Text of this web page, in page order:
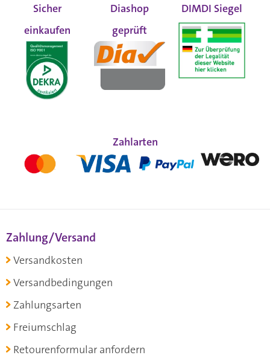
Sicher
einkaufen
Diashop
geprüft
DIMDI Siegel
Zahlarten
Zahlung/Versand
Versandkosten
Versandbedingungen
Zahlungsarten
Freiumschlag
Retourenformular anfordern